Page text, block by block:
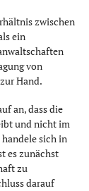
zwischen
ein
von
Hand.
an, dass die
und nicht im
sich in
es zunächst
zu
darauf